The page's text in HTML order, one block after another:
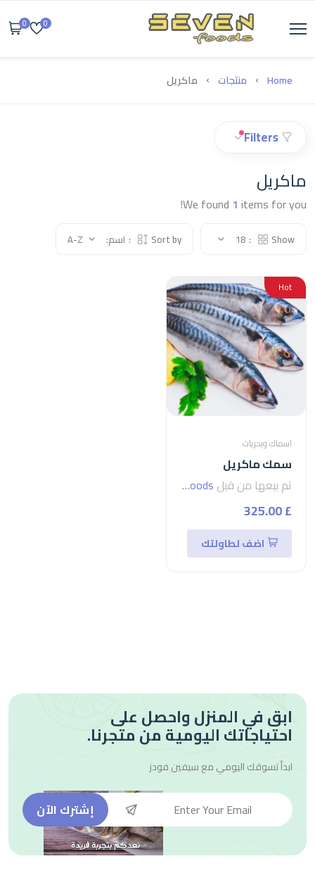
0
0
Home منتجات ماكريل
Filters
ماكريل
We found 1 items for you!
Show:
18
Sort by: اسم: A-Z
Hot
اسماك وبحريات
سمك ماكريل
تم بيعها من قبل seven foods
£ 325.00
اضف لطاولتك
ابق في المنزل واحصل على
احتياجاتك اليومية من متجرنا.
ابدأ تسوقك اليومي معسيفين فودز
إشترك الآن